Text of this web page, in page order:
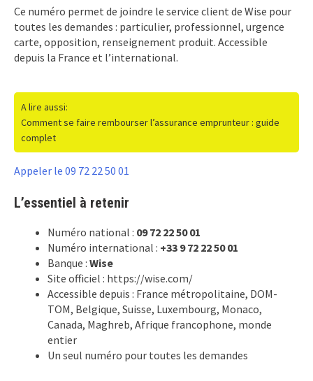
Ce numéro permet de joindre le service client de Wise pour
toutes les demandes : particulier, professionnel, urgence
carte, opposition, renseignement produit. Accessible
depuis la France et l’international.
A lire aussi:
Comment se faire rembourser l’assurance emprunteur : guide
complet
Appeler le 09 72 22 50 01
L’essentiel à retenir
Numéro national : 09 72 22 50 01
Numéro international : +33 9 72 22 50 01
Banque : Wise
Site officiel : https://wise.com/
Accessible depuis : France métropolitaine, DOM-
TOM, Belgique, Suisse, Luxembourg, Monaco,
Canada, Maghreb, Afrique francophone, monde
entier
Un seul numéro pour toutes les demandes